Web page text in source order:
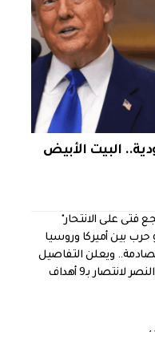
البيت الأبيض
فتى على الانتحار"
بين أميركا وروسيا
ويعلن التفاصيل
بـ9 أهداف